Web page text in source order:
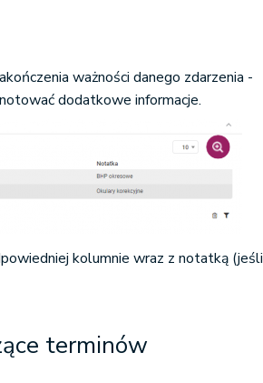
ważności danego zdarzenia -
dodatkowe informacje.
kolumnie wraz z notatką (jeśli
terminów